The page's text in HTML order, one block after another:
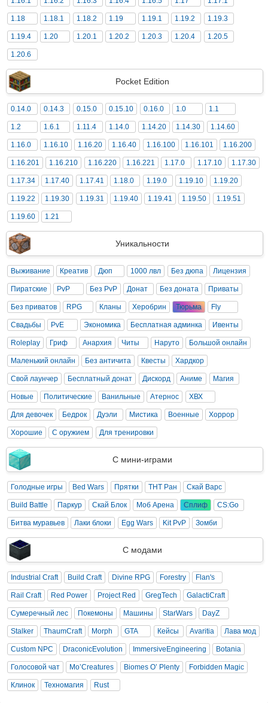
1.18 1.18.1 1.18.2 1.19 1.19.1 1.19.2 1.19.3
1.19.4 1.20 1.20.1 1.20.2 1.20.3 1.20.4 1.20.5
1.20.6
Pocket Edition
0.14.0 0.14.3 0.15.0 0.15.10 0.16.0 1.0 1.1
1.2 1.6.1 1.11.4 1.14.0 1.14.20 1.14.30 1.14.60
1.16.0 1.16.10 1.16.20 1.16.40 1.16.100 1.16.101 1.16.200
1.16.201 1.16.210 1.16.220 1.16.221 1.17.0 1.17.10 1.17.30
1.17.34 1.17.40 1.17.41 1.18.0 1.19.0 1.19.10 1.19.20
1.19.22 1.19.30 1.19.31 1.19.40 1.19.41 1.19.50 1.19.51
1.19.60 1.21
Уникальности
Выживание Креатив Дюп 1000 лвл Без дюпа Лицензия
Пиратские PvP Без PvP Донат Без доната Приваты
Без приватов RPG Кланы Херобрин Тюрьма Fly
Свадьбы PvE Экономика Бесплатная админка Ивенты
Roleplay Гриф Анархия Читы Наруто Большой онлайн
Маленький онлайн Без античита Квесты Хардкор
Свой лаунчер Бесплатный донат Дискорд Аниме Магия
Новые Политические Ванильные Атернос ХВХ
Для девочек Бедрок Дуэли Мистика Военные Хоррор
Хорошие С оружием Для тренировки
С мини-играми
Голодные игры Bed Wars Прятки ТНТ Ран Скай Варс
Build Battle Паркур Скай Блок Моб Арена Сплиф CS:Go
Битва муравьев Лаки блоки Egg Wars Kit PvP Зомби
С модами
Industrial Craft Build Craft Divine RPG Forestry Flan's
Rail Craft Red Power Project Red GregTech GalactiCraft
Сумеречный лес Покемоны Машины StarWars DayZ
Stalker ThaumCraft Morph GTA Кейсы Avaritia Лава мод
Custom NPC DraconicEvolution ImmersiveEngineering Botania
Голосовой чат Mo’Creatures Biomes O’ Plenty Forbidden Magic
Клинок Техномагия Rust